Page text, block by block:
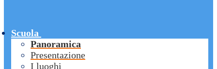
Scuola
Panoramica
Presentazione
I luoghi